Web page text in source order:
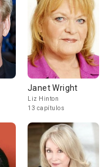
Janet Wright
Liz Hinton
13 capítulos